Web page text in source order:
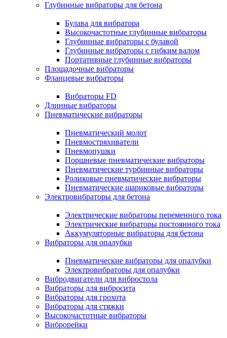
Глубинные вибраторы для бетона
Булава для вибратора
Высокочастотные глубинные вибраторы
Глубинные вибраторы с булавой
Глубинные вибраторы с гибким валом
Портативные глубинные вибраторы
Площадочные вибраторы
Фланцевые вибраторы
Вибраторы FD
Длинные вибраторы
Пневматические вибраторы
Пневматический молот
Пневмостряхиватели
Пневмопушки
Поршневые пневматические вибраторы
Пневматические турбинные вибраторы
Роликовые пневматические вибраторы
Пневматические шариковые вибраторы
Электровибраторы для бетона
Электрические вибраторы переменного тока
Электрические вибраторы постоянного тока
Аккумуляторные вибраторы для бетона
Вибраторы для опалубки
Пневматические вибраторы для опалубки
Электровибраторы для опалубки
Вибродвигатели для вибростола
Вибраторы для вибросита
Вибраторы для грохота
Вибраторы для стяжки
Высокочастотные вибраторы
Виброрейки